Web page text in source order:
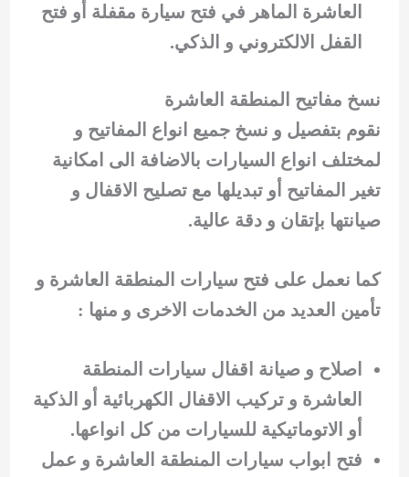
العاشرة الماهر في فتح سيارة مقفلة أو فتح
القفل الالكتروني و الذكي.
نسخ مفاتيح المنطقة العاشرة
نقوم بتفصيل و نسخ جميع انواع المفاتيح و
لمختلف انواع السيارات بالاضافة الى امكانية
تغير المفاتيح أو تبديلها مع تصليح الاقفال و
صيانتها بإتقان و دقة عالية.
كما نعمل على فتح سيارات المنطقة العاشرة و
تأمين العديد من الخدمات الاخرى و منها :
اصلاح و صيانة اقفال سيارات المنطقة
العاشرة و تركيب الاقفال الكهربائية أو الذكية
أو الاتوماتيكية للسيارات من كل انواعها.
فتح ابواب سيارات المنطقة العاشرة و عمل